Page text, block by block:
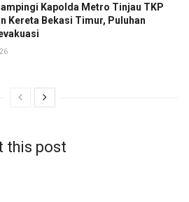
Kapolda Metro Tinjau TKP
Kereta Bekasi Timur, Puluhan
this post